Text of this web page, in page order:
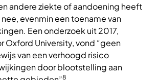
andere ziekte of aandoening heeft
evenmin een toename van
Een onderzoek uit 2017,
Oxford University, vond “geen
van een verhoogd risico
door blootstelling aan
8